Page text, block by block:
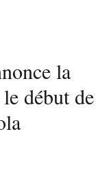
la
début de